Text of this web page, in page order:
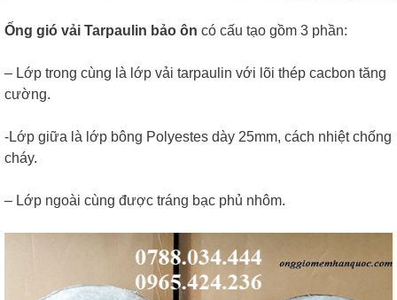
Ống gió vải Tarpaulin bảo ôn có cấu tạo gồm 3 phần:
– Lớp trong cùng là lớp vải tarpaulin với lõi thép cacbon tăng
cường.
-Lớp giữa là lớp bông Polyestes dày 25mm, cách nhiệt chống
cháy.
– Lớp ngoài cùng được tráng bạc phủ nhôm.